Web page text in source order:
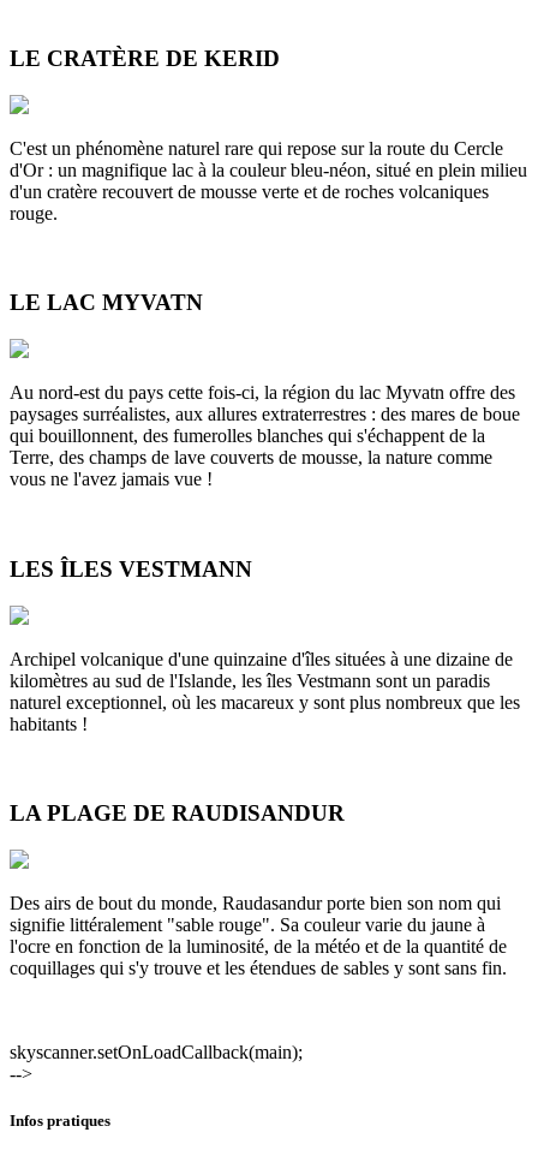
LE CRATÈRE DE KERID
C'est un phénomène naturel rare qui repose sur la route du Cercle
d'Or : un magnifique lac à la couleur bleu-néon, situé en plein milieu
d'un cratère recouvert de mousse verte et de roches volcaniques
rouge.
LE LAC MYVATN
Au nord-est du pays cette fois-ci, la région du lac Myvatn offre des
paysages surréalistes, aux allures extraterrestres : des mares de boue
qui bouillonnent, des fumerolles blanches qui s'échappent de la
Terre, des champs de lave couverts de mousse, la nature comme
vous ne l'avez jamais vue !
LES ÎLES VESTMANN
Archipel volcanique d'une quinzaine d'îles situées à une dizaine de
kilomètres au sud de l'Islande, les îles Vestmann sont un paradis
naturel exceptionnel, où les macareux y sont plus nombreux que les
habitants !
LA PLAGE DE RAUDISANDUR
Des airs de bout du monde, Raudasandur porte bien son nom qui
signifie littéralement "sable rouge". Sa couleur varie du jaune à
l'ocre en fonction de la luminosité, de la météo et de la quantité de
coquillages qui s'y trouve et les étendues de sables y sont sans fin.
skyscanner.setOnLoadCallback(main);
-->
Infos pratiques